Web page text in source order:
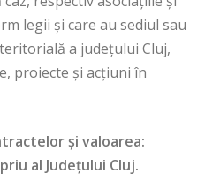
legii și care au sediul sau
a județului Cluj,
proiecte și acțiuni în
și valoarea:
al Județului Cluj.